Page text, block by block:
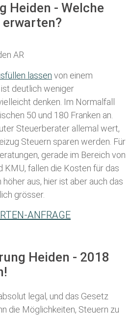
Heiden - Welche
erwarten?
lassen von einem
deutlich weniger
denken. Im Normalfall
50 und 180 Franken an.
Steuerberater allemal wert,
Steuern sparen werden. Für
gerade im Bereich von
KMU, fallen die Kosten für das
aus, hier ist aber auch das
grösser.
ANFRAGE
Heiden - 2018
legal, und das Gesetz
die Möglichkeiten, Steuern zu